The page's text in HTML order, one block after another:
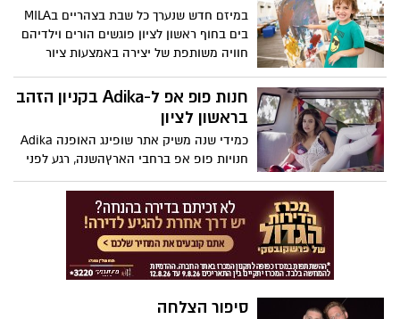
במיזם חדש שנערך כל שבת בצהריים בMILA
בים בחוף ראשון לציון פוגשים הורים וילדיהם
חוויה משותפת של יצירה באמצעות ציור
המוצבים עם הגב לים.
חנות פופ אפ ל-Adika בקניון הזהב
בראשון לציון
כמידי שנה משיק אתר שופינג האופנה Adika
חנויות פופ אפ ברחבי הארץהשנה, רגע לפני
חג השבועות ולמשך חודשיים תפעל חנות פופ
אפ של Adika בקניון הזהב ראשון לציון.
סיפור הצלחה